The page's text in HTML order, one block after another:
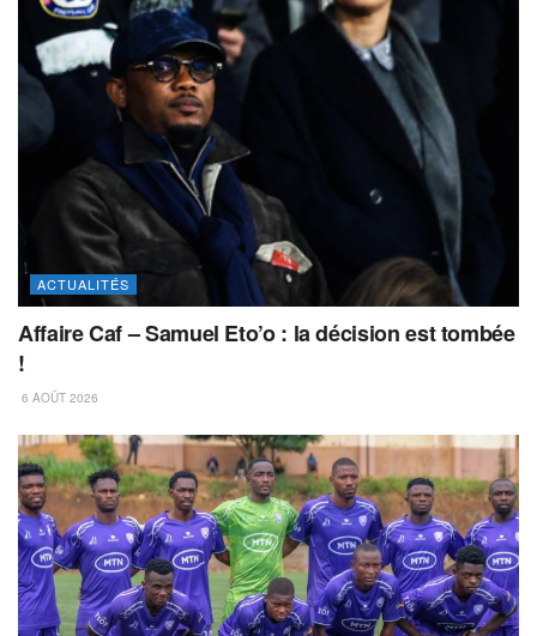
ACTUALITÉS
Affaire Caf – Samuel Eto’o : la décision est tombée
!
6 AOÛT 2026